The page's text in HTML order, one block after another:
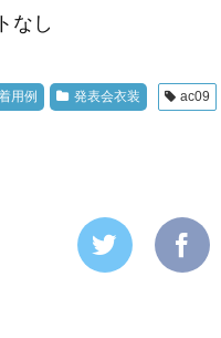
なし
用例 発表会衣装 ac09